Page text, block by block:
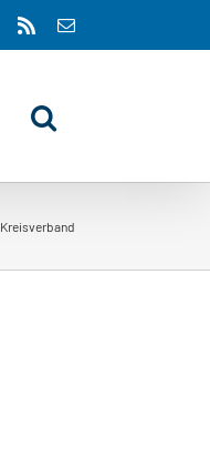
Facebook
Rss
E-
Kreisverband